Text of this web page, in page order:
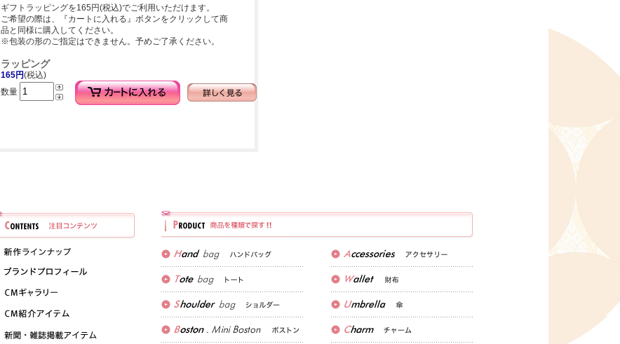
ギフトラッピングを165円(税込)でご利用いただけます。
ご希望の際は、『カートに入れる』ボタンをクリックして商
品と同様に購入してください。
※包装の形のご指定はできません。予めご了承ください。
ラッピング
165円(税込)
数量